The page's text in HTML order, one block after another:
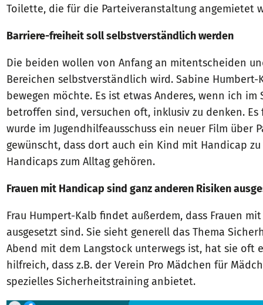
Toilette, die für die Parteiveranstaltung angemietet
Barriere-freiheit soll selbstverständlich werden
Die beiden wollen von Anfang an mitentscheiden
Bereichen selbstverständlich wird. Sabine
bewegen möchte. Es ist etwas Anderes, wenn ich
betroffen sind, versuchen oft, inklusiv zu denken.
wurde im Jugendhilfeausschuss ein neuer Film
gewünscht, dass dort auch ein Kind mit Handicap
Handicaps zum Alltag gehören.
Frauen mit Handicap sind ganz anderen Risiken
Frau Humpert-Kalb findet außerdem, dass Frauen
ausgesetzt sind. Sie sieht generell das Thema
Abend mit dem Langstock unterwegs ist, hat sie oft
hilfreich, dass z.B. der Verein Pro Mädchen für
spezielles Sicherheitstraining anbietet.